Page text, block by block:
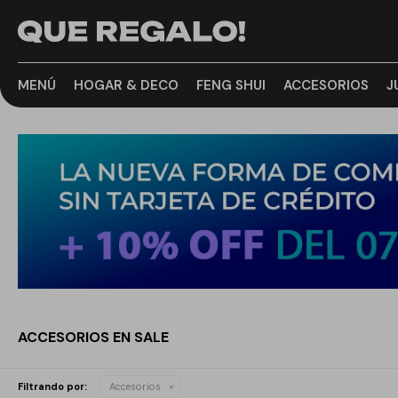
MENÚ HOGAR & DECO FENG SHUI ACCESORIOS
ACCESORIOS EN SALE
Filtrando por: Accesorios